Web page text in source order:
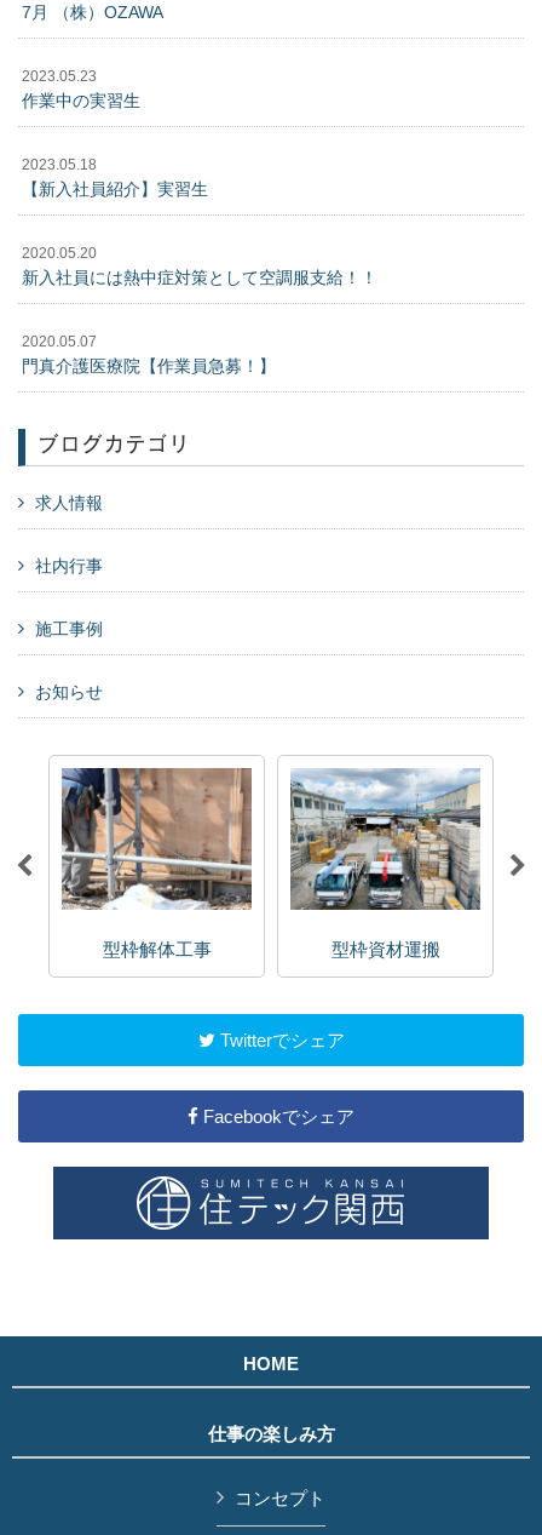
7月 （株）OZAWA
2023.05.23
作業中の実習生
2023.05.18
【新入社員紹介】実習生
2020.05.20
新入社員には熱中症対策として空調服支給！！
2020.05.07
門真介護医療院【作業員急募！】
ブログカテゴリ
求人情報
社内行事
施工事例
お知らせ
型枠解体工事 型枠資材運搬
Twitterでシェア
Facebookでシェア
HOME
仕事の楽しみ方
コンセプト